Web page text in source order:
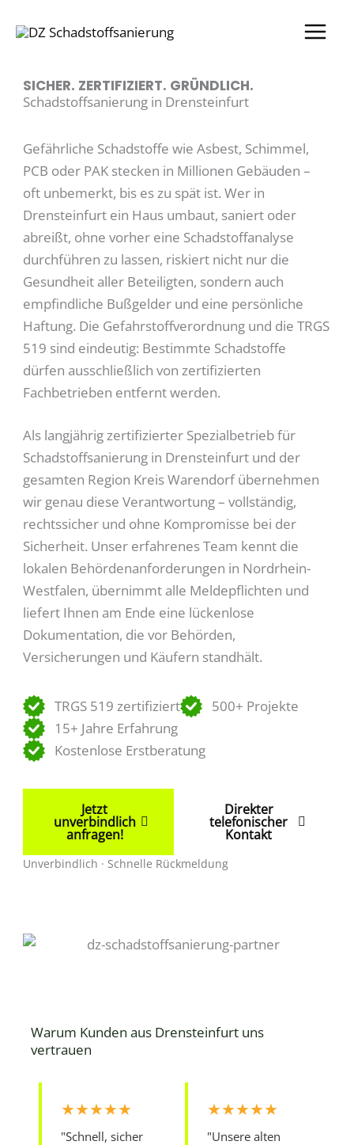
Inhalt
SICHER. ZERTIFIZIERT. GRÜNDLICH.
Schadstoffsanierung in Drensteinfurt
Gefährliche Schadstoffe wie Asbest, Schimmel,
PCB oder PAK stecken in Millionen Gebäuden –
oft unbemerkt, bis es zu spät ist. Wer in
Drensteinfurt ein Haus umbaut, saniert oder
abreißt, ohne vorher eine Schadstoffanalyse
durchführen zu lassen, riskiert nicht nur die
Gesundheit aller Beteiligten, sondern auch
empfindliche Bußgelder und eine persönliche
Haftung. Die Gefahrstoffverordnung und die TRGS
519 sind eindeutig: Bestimmte Schadstoffe
dürfen ausschließlich von zertifizierten
Fachbetrieben entfernt werden.
Als langjährig zertifizierter Spezialbetrieb für
Schadstoffsanierung in Drensteinfurt und der
gesamten Region Kreis Warendorf übernehmen
wir genau diese Verantwortung – vollständig,
rechtssicher und ohne Kompromisse bei der
Sicherheit. Unser erfahrenes Team kennt die
lokalen Behördenanforderungen in Nordrhein-
Westfalen, übernimmt alle Meldepflichten und
liefert Ihnen am Ende eine lückenlose
Dokumentation, die vor Behörden,
Versicherungen und Käufern standhält.
TRGS 519 zertifiziert
500+ Projekte
15+ Jahre Erfahrung
Kostenlose Erstberatung
Jetzt
unverbindlich
anfragen!
Direkter
telefonischer
Kontakt
Unverbindlich · Schnelle Rückmeldung
Warum Kunden aus Drensteinfurt uns
vertrauen
★★★★★
"Schnell, sicher
★★★★★
"Unsere alten